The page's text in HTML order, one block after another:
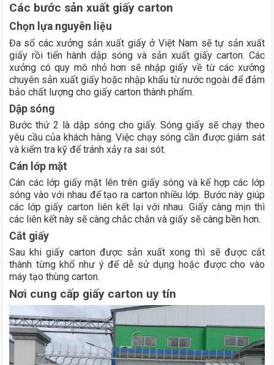
Các bước sản xuất giấy carton
Chọn lựa nguyên liệu
Đa số các xưởng sản xuất giấy ở Việt Nam sẽ tự sản xuất
giấy rồi tiến hành dập sóng và sản xuất giấy carton. Các
xưởng có quy mô nhỏ hơn sẽ nhập giấy về từ các xưởng
chuyên sản xuất giấy hoặc nhập khẩu từ nước ngoài để đảm
bảo chất lượng cho giấy carton thành phẩm.
Dập sóng
Bước thứ 2 là dập sóng cho giấy. Sóng giấy sẽ chạy theo
yêu cầu của khách hàng. Việc chạy sóng cần được giám sát
và kiểm tra kỹ để tránh xảy ra sai sót.
Cán lớp mặt
Cán các lớp giấy mặt lên trên giấy sóng và kế hợp các lớp
sóng vào với nhau để tạo ra carton nhiều lớp. Bước này giúp
các lớp giấy carton liên kết lại với nhau. Giấy càng mịn thì
các liên kết này sẽ càng chắc chắn và giấy sẽ càng bền hơn.
Cắt giấy
Sau khi giấy carton được sản xuất xong thì sẽ được cắt
thành từng khổ như ý để dễ sử dụng hoặc được cho vào
máy tạo thùng carton.
Nơi cung cấp giấy carton uy tín